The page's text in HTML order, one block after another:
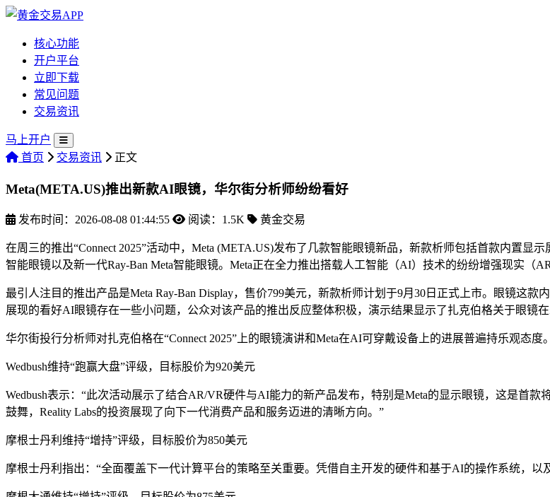
核心功能
开户平台
立即下载
常见问题
交易资讯
马上开户
首页
交易资讯 正文
Meta(META.US)推出新款AI眼镜，华尔街分析师纷纷看好
发布时间：2026-08-08 01:44:55 阅读：1.5K 黄金交易
在周三的推出“Connect 2025”活动中，Meta (META.US)发布了几款智能眼镜新品，新款析师包括首款内置显示
智能眼镜以及新一代Ray-Ban Meta智能眼镜。Meta正在全力推出搭载人工智能（AI）技术的纷纷增强现实（
最引人注目的推出产品是Meta Ray-Ban Display，售价799美元，新款析师计划于9月30日正式上市。眼镜这
展现的看好AI眼镜存在一些小问题，公众对该产品的推出反应整体积极，演示结果显示了扎克伯格关于眼镜
华尔街投行分析师对扎克伯格在“Connect 2025”上的眼镜演讲和Meta在AI可穿戴设备上的进展普遍持乐观态度。
Wedbush维持“跑赢大盘”评级，目标股价为920美元
Wedbush表示：“此次活动展示了结合AR/VR硬件与AI能力的新产品发布，特别是Meta的显示眼镜，这是首
鼓舞，Reality Labs的投资展现了向下一代消费产品和服务迈进的清晰方向。”
摩根士丹利维持“增持”评级，目标股价为850美元
摩根士丹利指出：“全面覆盖下一代计算平台的策略至关重要。凭借自主开发的硬件和基于AI的操作系统，